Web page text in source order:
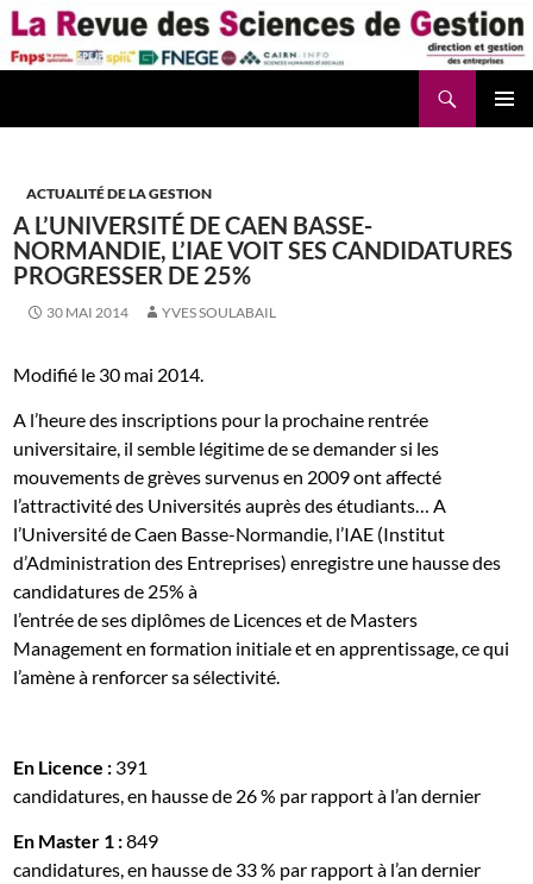
Aller
au
contenu
ACTUALITÉ DE LA GESTION
A L’UNIVERSITÉ DE CAEN BASSE-
NORMANDIE, L’IAE VOIT SES CANDIDATURES
PROGRESSER DE 25%
30 MAI 2014 YVES SOULABAIL
Modifié le 30 mai 2014.
A l’heure des inscriptions pour la prochaine rentrée
universitaire, il semble légitime de se demander si les
mouvements de grèves survenus en 2009 ont affecté
l’attractivité des Universités auprès des étudiants… A
l’Université de Caen Basse-Normandie, l’IAE (Institut
d’Administration des Entreprises) enregistre une hausse des
candidatures de 25% à
l’entrée de ses diplômes de Licences et de Masters
Management en formation initiale et en apprentissage, ce qui
l’amène à renforcer sa sélectivité.
En Licence : 391
candidatures, en hausse de 26 % par rapport à l’an dernier
En Master 1 :849
candidatures, en hausse de 33 % par rapport à l’an dernier